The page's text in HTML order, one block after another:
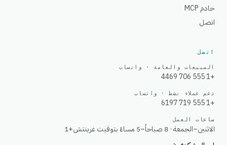
خادم MCP
اتصل
اتصل
المبيعات والعامة · واتساب
+1 555 706 4469
دعم عملاء نشط · واتساب
+1 555 719 6197
ساعات العمل
الاثنين–الجمعة · 8 صباحاً–5 مساءً بتوقيت غرينتش+1